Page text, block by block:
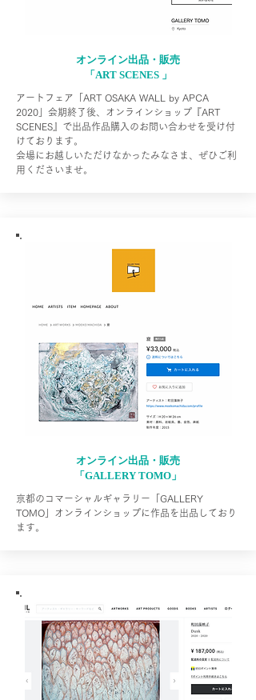
オンライン出品・販売
「ART SCENES 」
アートフェア「ART OSAKA WALL by APCA
2020」会期終了後、オンラインショップ『ART
SCENES』で出品作品購入のお問い合わせを受け付
けております。
会場にお越しいただけなかったみなさま、ぜひご利
用くださいませ。
オンライン出品・販売
「GALLERY TOMO」
​京都のコマーシャルギャラリー「GALLERY
TOMO」オンラインショップに作品を出品しており
ます。